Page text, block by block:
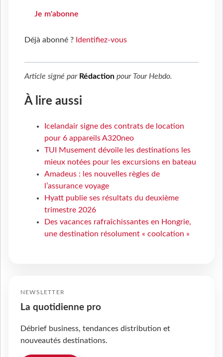
Je m'abonne
Déjà abonné ? Identifiez-vous
Article signé par Rédaction pour Tour Hebdo.
À lire aussi
Icelandair signe des contrats de location
pour 6 appareils A320neo
TUI Musement dévoile les destinations les
mieux notées pour les excursions en bateau
Amadeus : les nouvelles règles de
l’assurance voyage
Hyatt publie ses résultats du deuxième
trimestre 2026
Des vacances rafraîchissantes en Hongrie,
une destination résolument « coolcation »
NEWSLETTER
La quotidienne pro
Débrief business, tendances distribution et
nouveautés destinations.